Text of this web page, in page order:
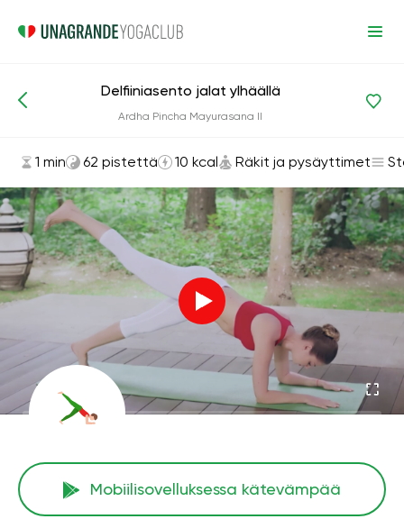
Asanat ja harjoitukset Räkit ja pysäyttimet
Delfiiniasento jalat ylhäällä
Ardha Pincha Mayurasana II
1 min 62 pistettä 10 kcal Räkit ja pysäyttimet
Mobiilisovelluksessa kätevämpää